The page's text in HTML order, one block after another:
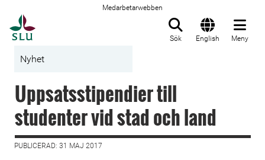
Medarbetarwebben
Sök English Meny
Nyhet
Uppsatsstipendier till
studenter vid stad och land
PUBLICERAD: 31 MAJ 2017